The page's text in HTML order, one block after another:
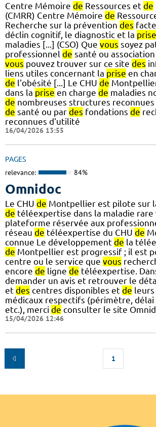
Centre Mémoire de Ressources et de
(CMRR) Centre Mémoire de
Recherche sur la prévention des
déclin cognitif, le diagnostic et la prise
maladies [...] (CSO) Que vous soyez
professionnel de santé ou association
vous pouvez trouver sur ce site des
liens utiles concernant la prise en
de l'obésité [...] Le CHU de
dans la prise en charge de maladies
de nombreuses structures
de santé ou par des fondations de
reconnues d'utilité
16/04/2026 13:55
PAGES
relevance: 84%
Omnidoc
Le CHU de Montpellier est pilote sur
de téléexpertise dans la maladie rare
plateforme réservée aux
réseau de téléexpertise du CHU de
connue Le développement de la
de Montpellier est progressif ; il est
centre ou le service que vous
encore de ligne de téléexpertise.
demander un avis et retrouver le
et des centres disponibles et de
médicaux respectifs (périmètre, délai
etc.), merci de consulter le site
15/04/2026 12:46
1